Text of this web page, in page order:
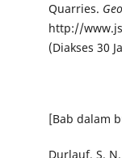
Quarries.
http://
(Diakses 30
[Bab dalam
Durlauf, S.